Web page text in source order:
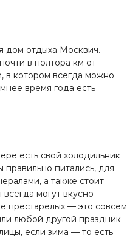
дом отдыха Москвич.
в полтора км от
в котором всегда можно
время года есть
есть свой холодильник
питались, для
а также стоит
могут вкусно
престарелых — это совсем
любой другой праздник
если зима — то есть